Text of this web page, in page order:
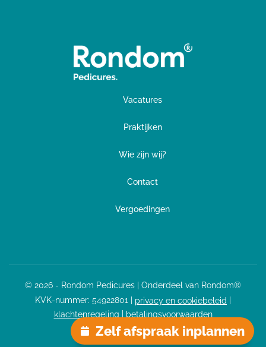
Vacatures
Praktijken
Wie zijn wij?
Contact
Vergoedingen
© 2026 - Rondom Pedicures | Onderdeel van Rondom®
KVK-nummer: 54922801 privacy en cookiebeleid
klachtenregeling
betalingsvoorwaarden